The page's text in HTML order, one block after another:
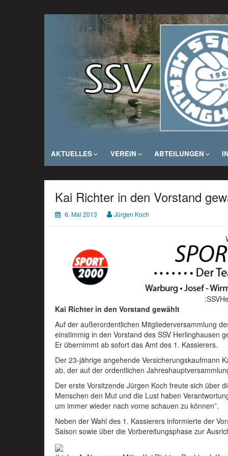
SSV Herlinghausen e. V.
AKTUELLES VEREIN ABTEILUNGEN
Kai Richter in den Vorstand
6. Mai 2013 Jürgen Koch
Kai Richter in den Vorstand gewählt
Auf der außerordentlichen Mitgliederversammlung
einstimmig in den Vorstand des SSV Herlinghausen
Er übernimmt ab sofort das Amt des 1. Kassierers.
Der 23-jährige angehende Versicherungskaufmann
ab, der auf der ordentlichen
Der erste Vorsitzende Jürgen Koch freute sich über
Menschen den Mut und die Lust haben
um immer wieder nach vorne schauen zu können”.
Neben der Wahl des 1. Kassierers informierte der
Saison sowie über die Vorbereitungsphase zur